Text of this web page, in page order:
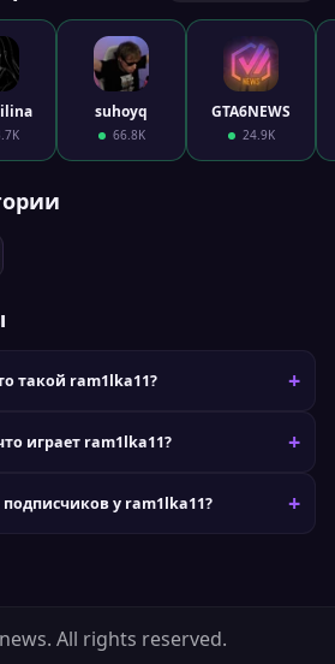
suhoyq
66.8K
GTA6NEWS
24.9K
такой ram1lka11?
играет ram1lka11?
у ram1lka11?
All rights reserved.